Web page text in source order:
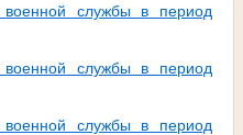
службы в период
службы в период
службы в период